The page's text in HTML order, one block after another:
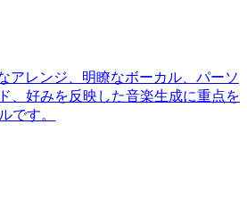
アレンジ、明瞭なボーカル、パーソ
、好みを反映した音楽生成に重点を
です。